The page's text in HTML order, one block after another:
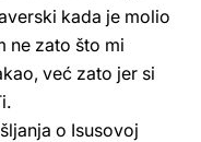
kada je molio
ne zato što mi
već zato jer si
o Isusovoj